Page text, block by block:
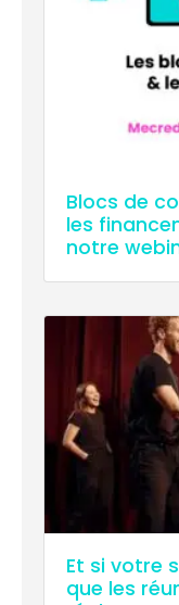
Blocs de
les
notre
Et si votre
que les